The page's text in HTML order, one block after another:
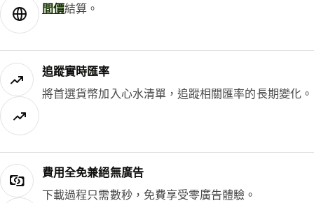
間價結算。
追蹤實時匯率
將首選貨幣加入心水清單，追蹤相關匯率的長期變化。
費用全免兼絕無廣告
下載過程只需數秒，免費享受零廣告體驗。